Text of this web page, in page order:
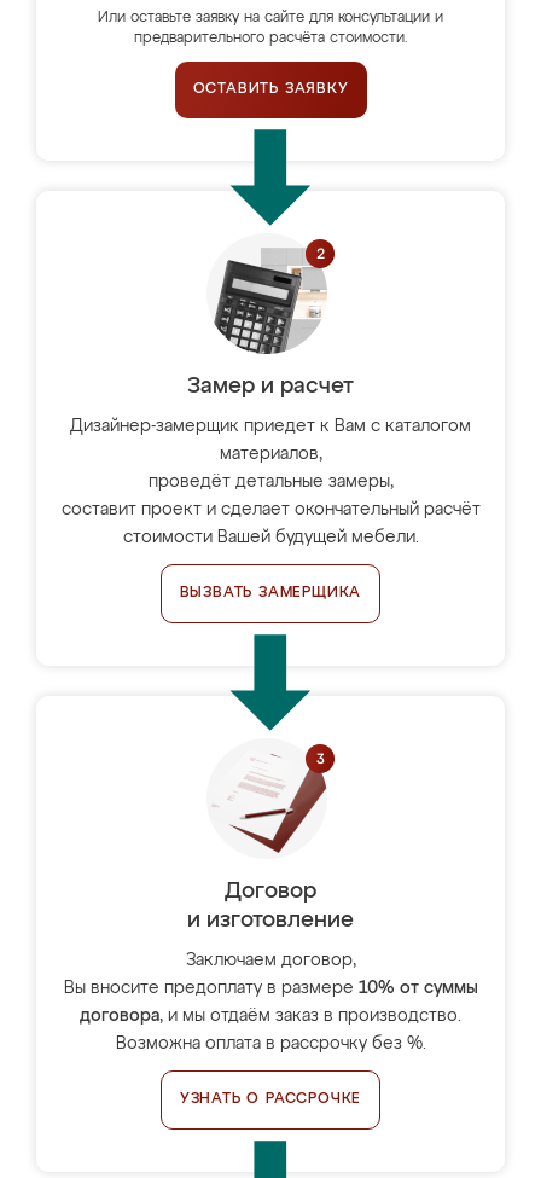
Или оставьте заявку на сайте для консультации и
предварительного расчёта стоимости.
ОСТАВИТЬ ЗАЯВКУ
Замер и расчет
Дизайнер-замерщик приедет к Вам с каталогом
материалов,
проведёт детальные замеры,
составит проект и сделает окончательный расчёт
стоимости Вашей будущей мебели.
ВЫЗВАТЬ ЗАМЕРЩИКА
Договор
и изготовление
Заключаем договор,
Вы вносите предоплату в размере 10% от суммы
договора, и мы отдаём заказ в производство.
Возможна оплата в рассрочку без %.
УЗНАТЬ О РАССРОЧКЕ